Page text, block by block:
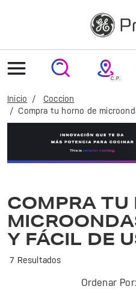
Inicio
Coccion
Compra tu horno de
COMPRA TU
Y FÁCIL DE
7 Resultados
Ordenar Por: